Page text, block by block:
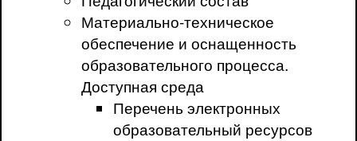
Материально-техническое
обеспечение и оснащенность
образовательного процесса.
Доступная среда
Перечень электронных
образовательный ресурсов